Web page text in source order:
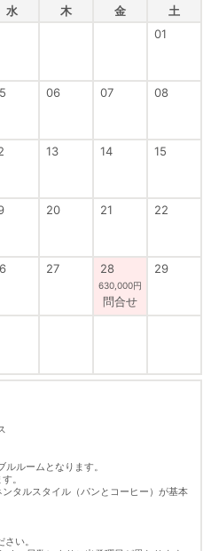
水 木 金
土
01
06 07 08
13 14 15
20 21 22
27 28
630,000円
問合せ
29
ルームとなります。
。
タルスタイル（パンとコーヒー）が基本
い。